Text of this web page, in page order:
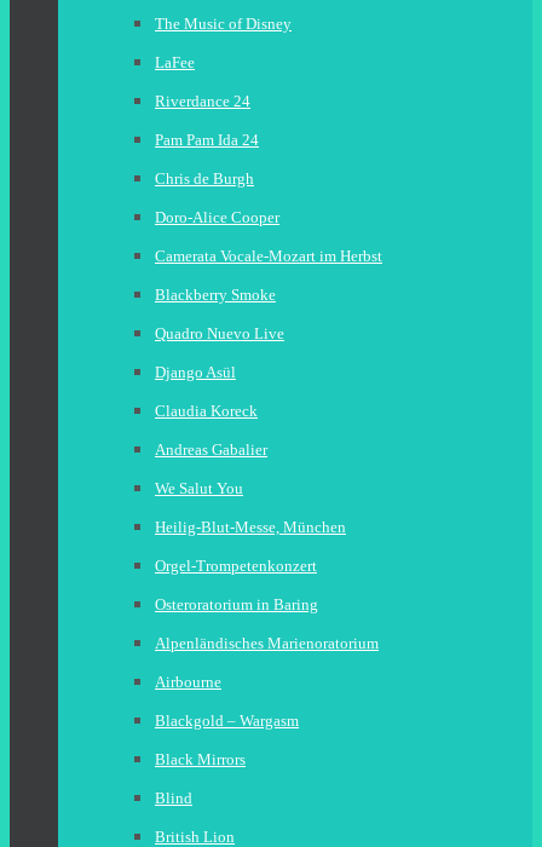
The Music of Disney
LaFee
Riverdance 24
Pam Pam Ida 24
Chris de Burgh
Doro-Alice Cooper
Camerata Vocale-Mozart im Herbst
Blackberry Smoke
Quadro Nuevo Live
Django Asül
Claudia Koreck
Andreas Gabalier
We Salut You
Heilig-Blut-Messe, München
Orgel-Trompetenkonzert
Osteroratorium in Baring
Alpenländisches Marienoratorium
Airbourne
Blackgold – Wargasm
Black Mirrors
Blind
British Lion